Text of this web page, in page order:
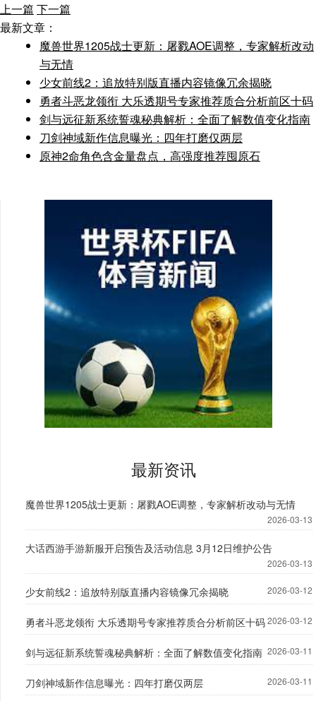
上一篇 下一篇
最新文章：
魔兽世界1205战士更新：屠戮AOE调整，专家解析改动
与无情
少女前线2：追放特别版直播内容镜像冗余揭晓
勇者斗恶龙领衔 大乐透期号专家推荐质合分析前区十码
剑与远征新系统誓魂秘典解析：全面了解数值变化指南
刀剑神域新作信息曝光：四年打磨仅两层
原神2命角色含金量盘点，高强度推荐囤原石
最新资讯
魔兽世界1205战士更新：屠戮AOE调整，专家解析改动与无情
2026-03-13
大话西游手游新服开启预告及活动信息 3月12日维护公告
2026-03-13
少女前线2：追放特别版直播内容镜像冗余揭晓 2026-03-12
勇者斗恶龙领衔 大乐透期号专家推荐质合分析前区十码2026-03-12
剑与远征新系统誓魂秘典解析：全面了解数值变化指南 2026-03-11
刀剑神域新作信息曝光：四年打磨仅两层 2026-03-11